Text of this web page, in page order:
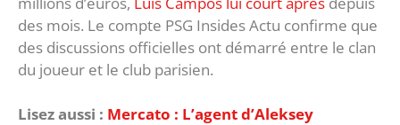
des mois. Le compte PSG Insides Actu confirme que
des discussions officielles ont démarré entre le clan
du joueur et le club parisien.
Lisez aussi : Mercato : L’agent d’Aleksey